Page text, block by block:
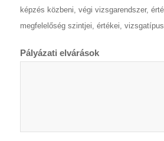
képzés közbeni, végi vizsgarendszer,
megfelelőség szintjei, értékei,
Pályázati elvárások